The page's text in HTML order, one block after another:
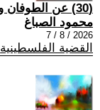
(30) عن الطوفان وأشياء أخرى (65)
محمود الصباغ
2026 / 8 / 7
القضية الفلسطينية